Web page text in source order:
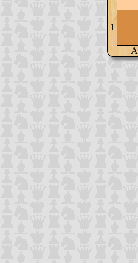
1
A